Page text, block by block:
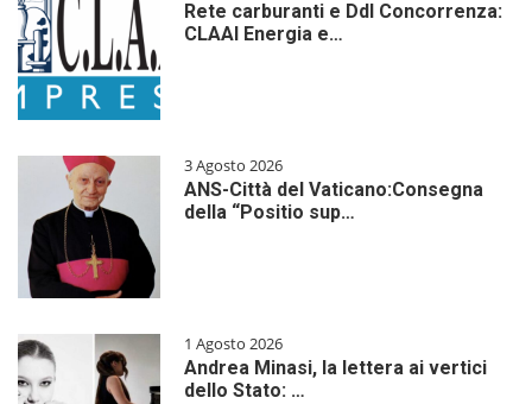
Rete carburanti e Ddl Concorrenza:
CLAAI Energia e…
3 Agosto 2026
ANS-Città del Vaticano:Consegna
della “Positio sup…
1 Agosto 2026
Andrea Minasi, la lettera ai vertici
dello Stato: …